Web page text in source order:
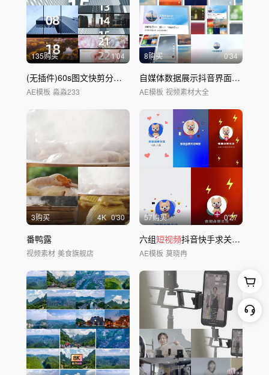
135购买 1'04
(无插件)60s图文快剪分屏AE模板-1
AE模板 淼淼233
8购买 0'34
自媒体数据展示抖音界面-第1版
AE模板 视频素材大全
3购买 4K 0'30
番鸭露
视频素材 美食旗舰店
57购买 0'27
六组短视频抖音快手求关注求点赞
AE模板 莫晓冉